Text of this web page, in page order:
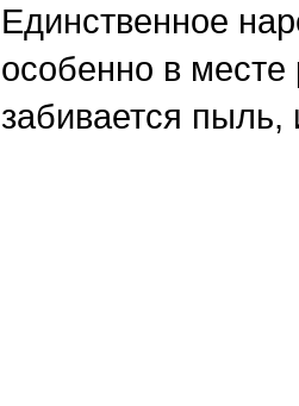
Единственное
особенно в месте
забивается пыль,